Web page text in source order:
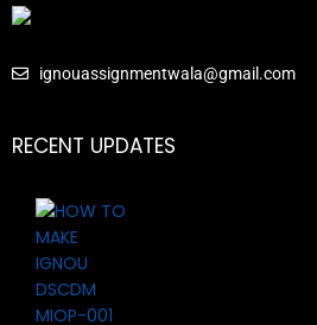
ignouassignmentwala@gmail.com
RECENT UPDATES